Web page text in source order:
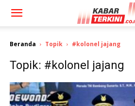
Beranda Topik #kolonel jajang
Topik: #kolonel jajang